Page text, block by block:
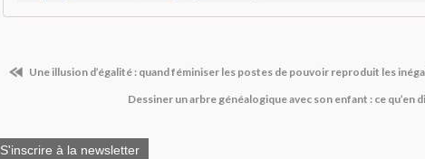
Une illusion d’égalité : quand féminiser les postes de pouvoir reproduit les
Dessiner un arbre généalogique avec son enfant : ce qu’en
S'inscrire à la newsletter